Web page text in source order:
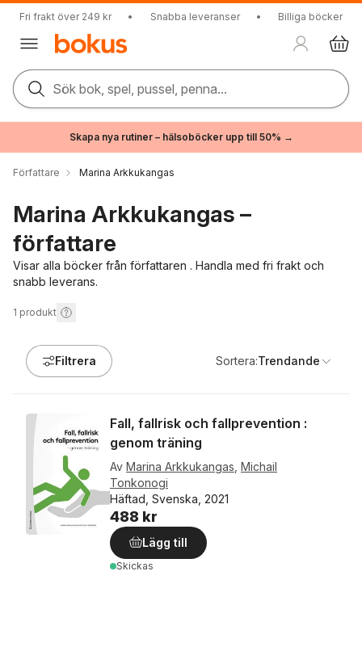
Fri frakt över 249 kr • Snabba leveranser • Billiga böcker
Sök bok, spel, pussel, penna...
Skapa nya rutiner – hälsoböcker upp till 50% →
Författare Marina Arkkukangas
Marina Arkkukangas –
författare
Visar alla böcker från författaren . Handla med fri frakt och
snabb leverans.
1 produkt
Filtrera Sortera:Trendande
Fall, fallrisk och fallprevention :
genom träning
Av Marina Arkkukangas Michail
Tonkonogi
Häftad, Svenska, 2021
488 kr
Lägg till
Skickas